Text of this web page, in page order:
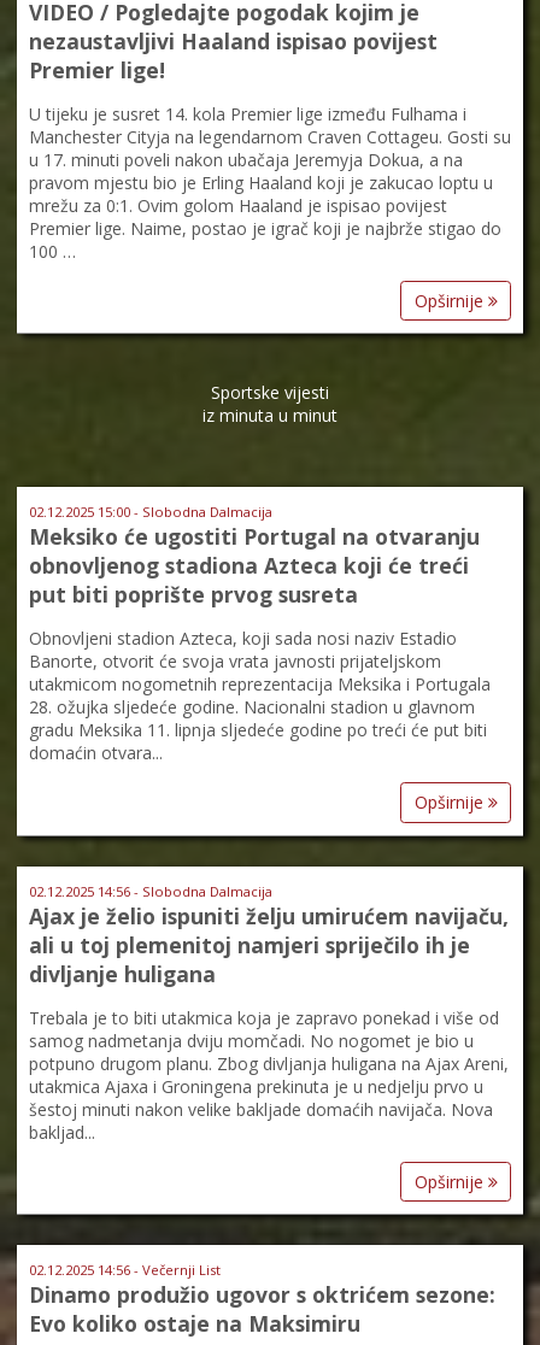
VIDEO / Pogledajte pogodak kojim je
nezaustavljivi Haaland ispisao povijest
Premier lige!
U tijeku je susret 14. kola Premier lige između Fulhama i
Manchester Cityja na legendarnom Craven Cottageu. Gosti su
u 17. minuti poveli nakon ubačaja Jeremyja Dokua, a na
pravom mjestu bio je Erling Haaland koji je zakucao loptu u
mrežu za 0:1. Ovim golom Haaland je ispisao povijest
Premier lige. Naime, postao je igrač koji je najbrže stigao do
100 …
Opširnije
Sportske vijesti
iz minuta u minut
02.12.2025 15:00 - Slobodna Dalmacija
Meksiko će ugostiti Portugal na otvaranju
obnovljenog stadiona Azteca koji će treći
put biti poprište prvog susreta
Obnovljeni stadion Azteca, koji sada nosi naziv Estadio
Banorte, otvorit će svoja vrata javnosti prijateljskom
utakmicom nogometnih reprezentacija Meksika i Portugala
28. ožujka sljedeće godine. Nacionalni stadion u glavnom
gradu Meksika 11. lipnja sljedeće godine po treći će put biti
domaćin otvara...
Opširnije
02.12.2025 14:56 - Slobodna Dalmacija
Ajax je želio ispuniti želju umirućem navijaču,
ali u toj plemenitoj namjeri spriječilo ih je
divljanje huligana
Trebala je to biti utakmica koja je zapravo ponekad i više od
samog nadmetanja dviju momčadi. No nogomet je bio u
potpuno drugom planu. Zbog divljanja huligana na Ajax Areni,
utakmica Ajaxa i Groningena prekinuta je u nedjelju prvo u
šestoj minuti nakon velike bakljade domaćih navijača. Nova
bakljad...
Opširnije
02.12.2025 14:56 - Večernji List
Dinamo produžio ugovor s oktrićem sezone:
Evo koliko ostaje na Maksimiru